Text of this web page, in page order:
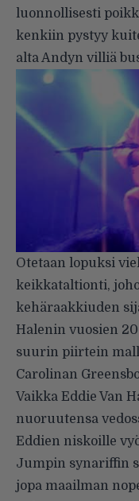
luonnollisesti
kenkiin pystyy
alta Andyn villiä
Otetaan lopuksi
keikkataltionti,
kehäraakkiuden
Halenin vuosien
suurin piirtein
Carolinan
Vaikka Eddie Van
nuoruutensa
Eddien niskoille
Jumpin synariffin
jopa maailman